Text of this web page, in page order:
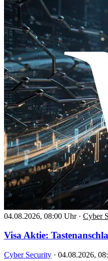
04.08.2026, 08:00 Uhr · Cyber
Visa Aktie:
Cyber Security · 04.08.2026,